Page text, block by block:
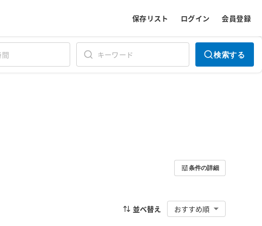
保存リスト ログイン 会員登録
検索する
条件の詳細
並べ替え おすすめ順